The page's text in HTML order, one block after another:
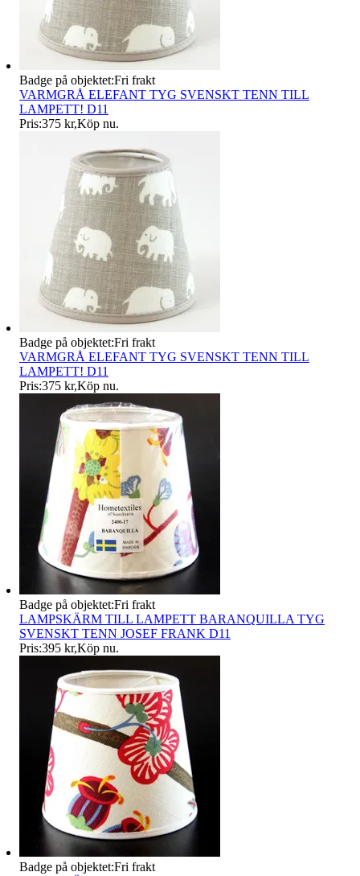
Badge på objektet:Fri frakt
VARMGRÅ ELEFANT TYG SVENSKT TENN TILL
LAMPETT! D11
Pris:375 kr,Köp nu.
Badge på objektet:Fri frakt
VARMGRÅ ELEFANT TYG SVENSKT TENN TILL
LAMPETT! D11
Pris:375 kr,Köp nu.
Badge på objektet:Fri frakt
LAMPSKÄRM TILL LAMPETT BARANQUILLA TYG
SVENSKT TENN JOSEF FRANK D11
Pris:395 kr,Köp nu.
Badge på objektet:Fri frakt